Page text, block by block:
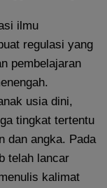
ilmu
regulasi yang
pembelajaran
usia dini,
tingkat tertentu
dan angka. Pada
telah lancar
kalimat